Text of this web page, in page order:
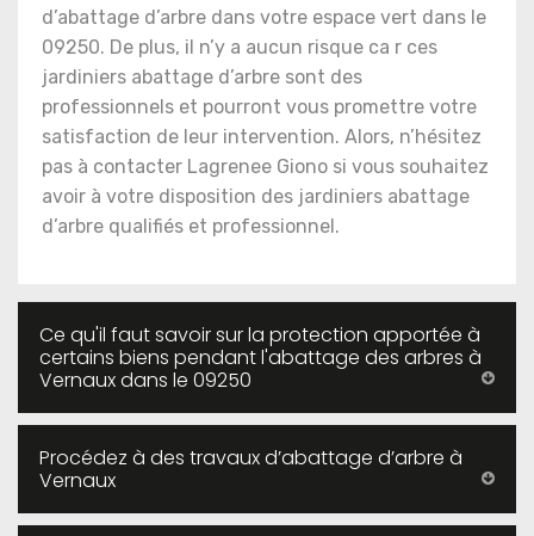
d’abattage d’arbre dans votre espace vert dans le
09250. De plus, il n’y a aucun risque ca r ces
jardiniers abattage d’arbre sont des
professionnels et pourront vous promettre votre
satisfaction de leur intervention. Alors, n’hésitez
pas à contacter Lagrenee Giono si vous souhaitez
avoir à votre disposition des jardiniers abattage
d’arbre qualifiés et professionnel.
Ce qu'il faut savoir sur la protection apportée à
certains biens pendant l'abattage des arbres à
Vernaux dans le 09250
Procédez à des travaux d’abattage d’arbre à
Vernaux